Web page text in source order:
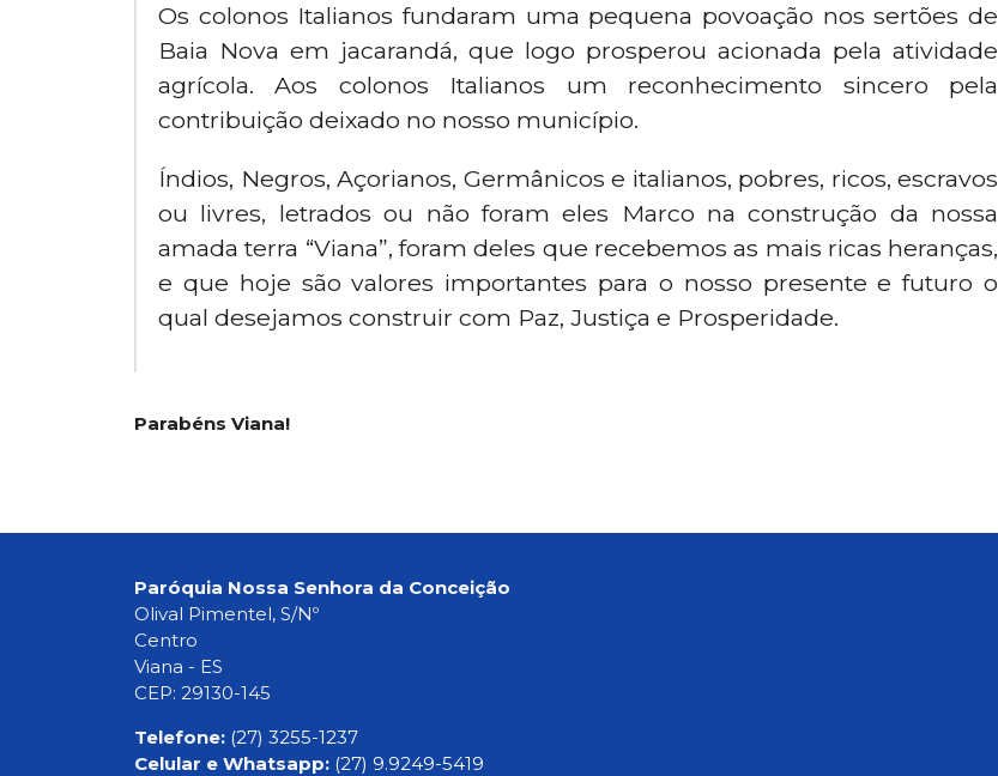
Os colonos Italianos fundaram uma pequena povoação nos sertões de
Baia Nova em jacarandá, que logo prosperou acionada pela atividade
agrícola. Aos colonos Italianos um reconhecimento sincero pela
contribuição deixado no nosso município.
Índios, Negros, Açorianos, Germânicos e italianos, pobres, ricos, escravos
ou livres, letrados ou não foram eles Marco na construção da nossa
amada terra “Viana”, foram deles que recebemos as mais ricas heranças,
e que hoje são valores importantes para o nosso presente e futuro o
qual desejamos construir com Paz, Justiça e Prosperidade.
Parabéns Viana!
Paróquia Nossa Senhora da Conceição
Olival Pimentel, S/Nº
Centro
Viana - ES
CEP: 29130-145
Telefone: (27) 3255-1237
Celular e Whatsapp: (27) 9.9249-5419